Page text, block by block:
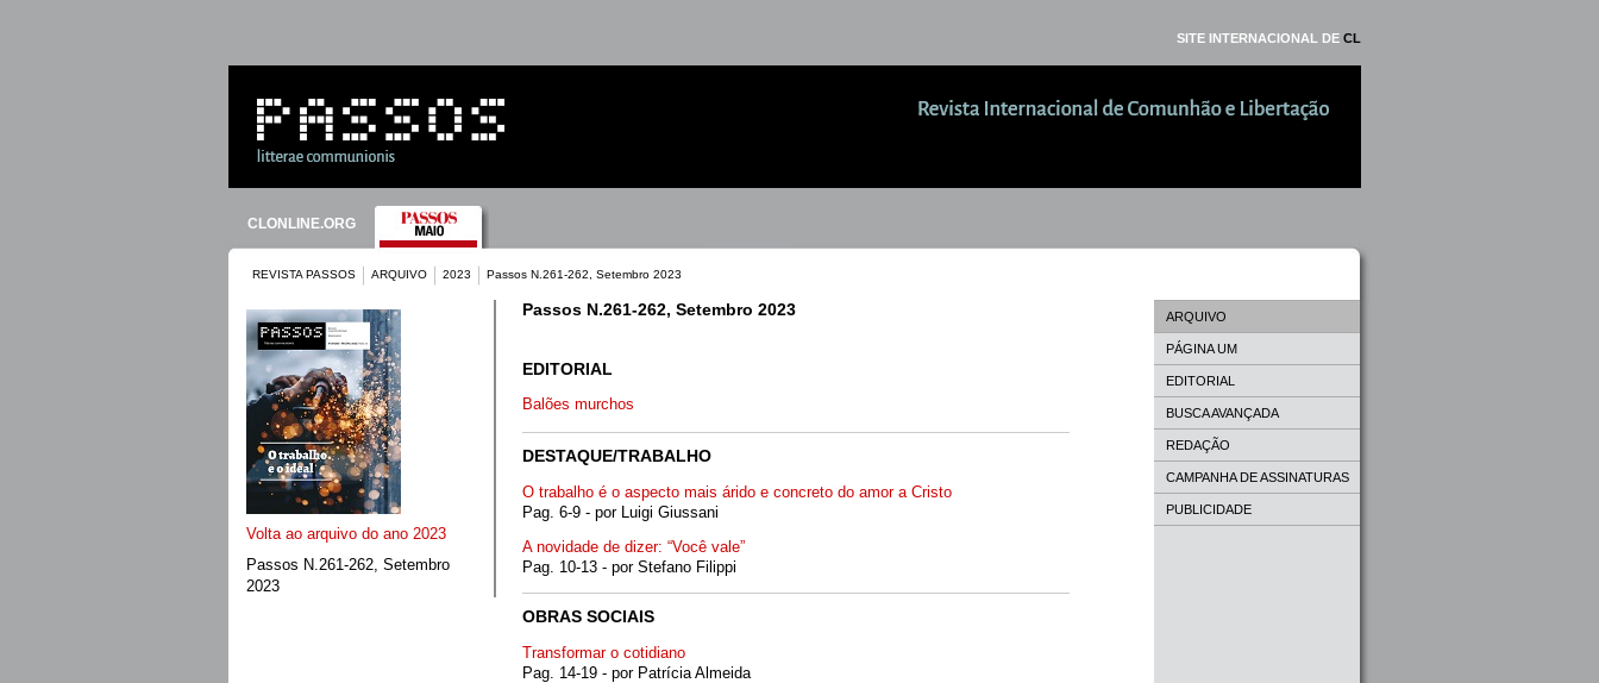
SITE INTERNACIONAL DE CL
CLONLINE.ORG
REVISTA PASSOS ARQUIVO 2023 Passos N.261-262, Setembro 2023
Volta ao arquivo do ano 2023
Passos N.261-262, Setembro
2023
Passos N.261-262, Setembro 2023
EDITORIAL
Balões murchos
DESTAQUE/TRABALHO
O trabalho é o aspecto mais árido e concreto do amor a Cristo
Pag. 6-9 - por Luigi Giussani
A novidade de dizer: “Você vale”
Pag. 10-13 - por Stefano Filippi
OBRAS SOCIAIS
Transformar o cotidiano
Pag. 14-19 - por Patrícia Almeida
ARQUIVO
PÁGINA UM
EDITORIAL
BUSCA AVANÇADA
REDAÇÃO
CAMPANHA DE ASSINATURAS
PUBLICIDADE